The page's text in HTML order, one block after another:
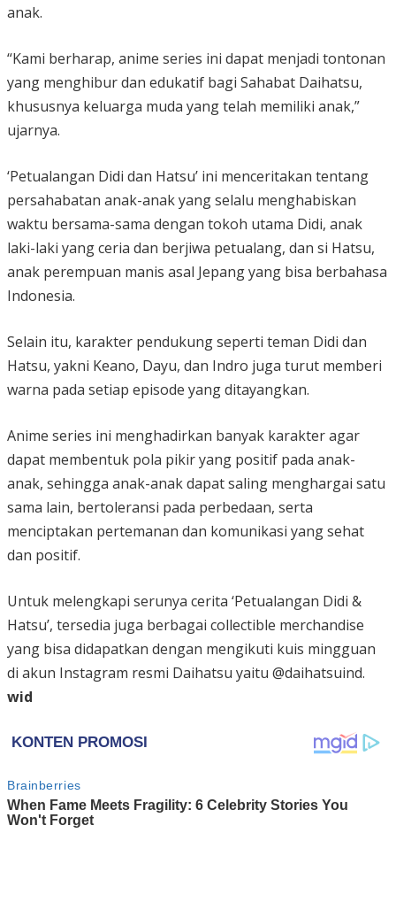
anak.
“Kami berharap, anime series ini dapat menjadi tontonan
yang menghibur dan edukatif bagi Sahabat Daihatsu,
khususnya keluarga muda yang telah memiliki anak,”
ujarnya.
‘Petualangan Didi dan Hatsu’ ini menceritakan tentang
persahabatan anak-anak yang selalu menghabiskan
waktu bersama-sama dengan tokoh utama Didi, anak
laki-laki yang ceria dan berjiwa petualang, dan si Hatsu,
anak perempuan manis asal Jepang yang bisa berbahasa
Indonesia.
Selain itu, karakter pendukung seperti teman Didi dan
Hatsu, yakni Keano, Dayu, dan Indro juga turut memberi
warna pada setiap episode yang ditayangkan.
Anime series ini menghadirkan banyak karakter agar
dapat membentuk pola pikir yang positif pada anak-
anak, sehingga anak-anak dapat saling menghargai satu
sama lain, bertoleransi pada perbedaan, serta
menciptakan pertemanan dan komunikasi yang sehat
dan positif.
Untuk melengkapi serunya cerita ‘Petualangan Didi &
Hatsu’, tersedia juga berbagai collectible merchandise
yang bisa didapatkan dengan mengikuti kuis mingguan
di akun Instagram resmi Daihatsu yaitu @daihatsuind.
wid